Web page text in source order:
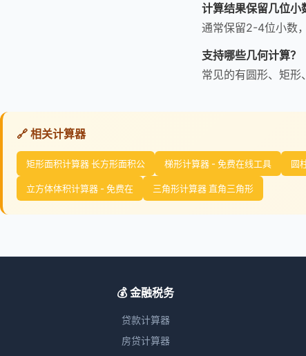
计算结果保留几位小
通常保留2-4位小数
支持哪些几何计算？
常见的有圆形、矩形
🔗 相关计算器
矩形面积计算器 长方形面积公 梯形计算器 - 免费在线工具 圆
立方体体积计算器 - 免费在 三角形计算器 直角三角形
💰 金融税务
贷款计算器
房贷计算器